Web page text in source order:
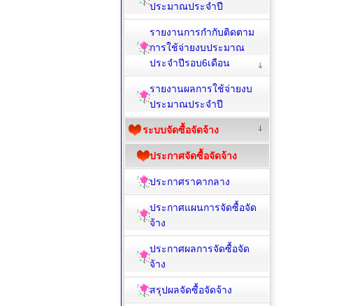
ประมาณประจำปี
รายงานการกำกับติดตาม
การใช้จ่ายงบประมาณ
ประจำปีรอบ6เดือน
รายงานผลการใช้จ่ายงบ
ประมาณประจำปี
ระบบจัดซื้อจัดจ้าง
ประกาศจัดซื้อจัดจ้าง
ประกาศราคากลาง
ประกาศแผนการจัดซื้อจัด
จ้าง
ประกาศผลการจัดซื้อจัด
จ้าง
สรุปผลจัดซื้อจัดจ้าง